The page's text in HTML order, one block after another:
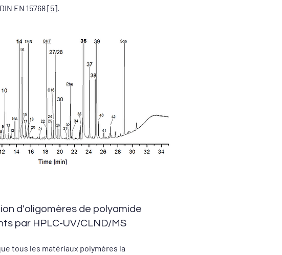
EN 15768 [5].
d'oligomères de polyamide
par HPLC-UV/CLND/MS
tous les matériaux polymères la